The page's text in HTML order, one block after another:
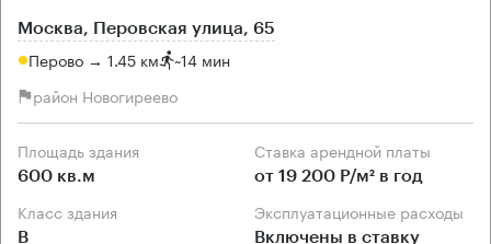
Москва, Перовская улица, 65
Перово → 1.45 км ~14 мин
район Новогиреево
Площадь здания
600 кв.м
Ставка арендной платы
от 19 200 Р/м² в год
Класс здания
B
Эксплуатационные расходы
Включены в ставку